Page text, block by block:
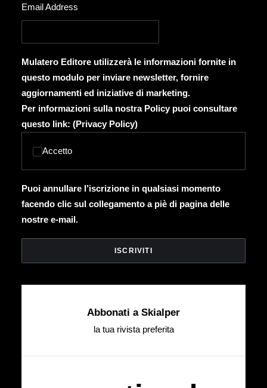
Email Address
Mulatero Editore utilizzerà le informazioni fornite in
questo modulo per inviare newsletter, fornire
aggiornamenti ed iniziative di marketing.
Per informazioni sulla nostra Policy puoi consultare
questo link: (Privacy Policy)
Accetto
Puoi annullare l’iscrizione in qualsiasi momento
facendo clic sul collegamento a piè di pagina delle
nostre e-mail.
Abbonati a Skialper
la tua rivista preferita